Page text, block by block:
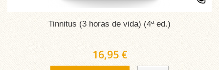
Tinnitus (3 horas de vida) (4ª ed.)
16,95 €